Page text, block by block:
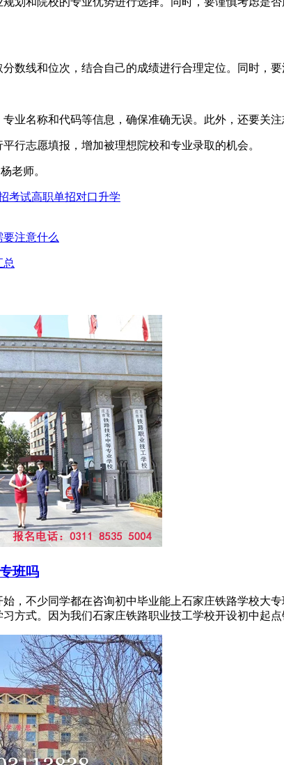
数线和位次，结合自己的成绩进行合理定位。同时，
业名称和代码等信息，确保准确无误。此外，还要关
行志愿填报，增加被理想院校和专业录取的机会。
老师。
考试高职单招对口升学
要注意什么
总
班吗
，不少同学都在咨询初中毕业能上石家庄铁路学校大
方式。因为我们石家庄铁路职业技工学校开设初中起